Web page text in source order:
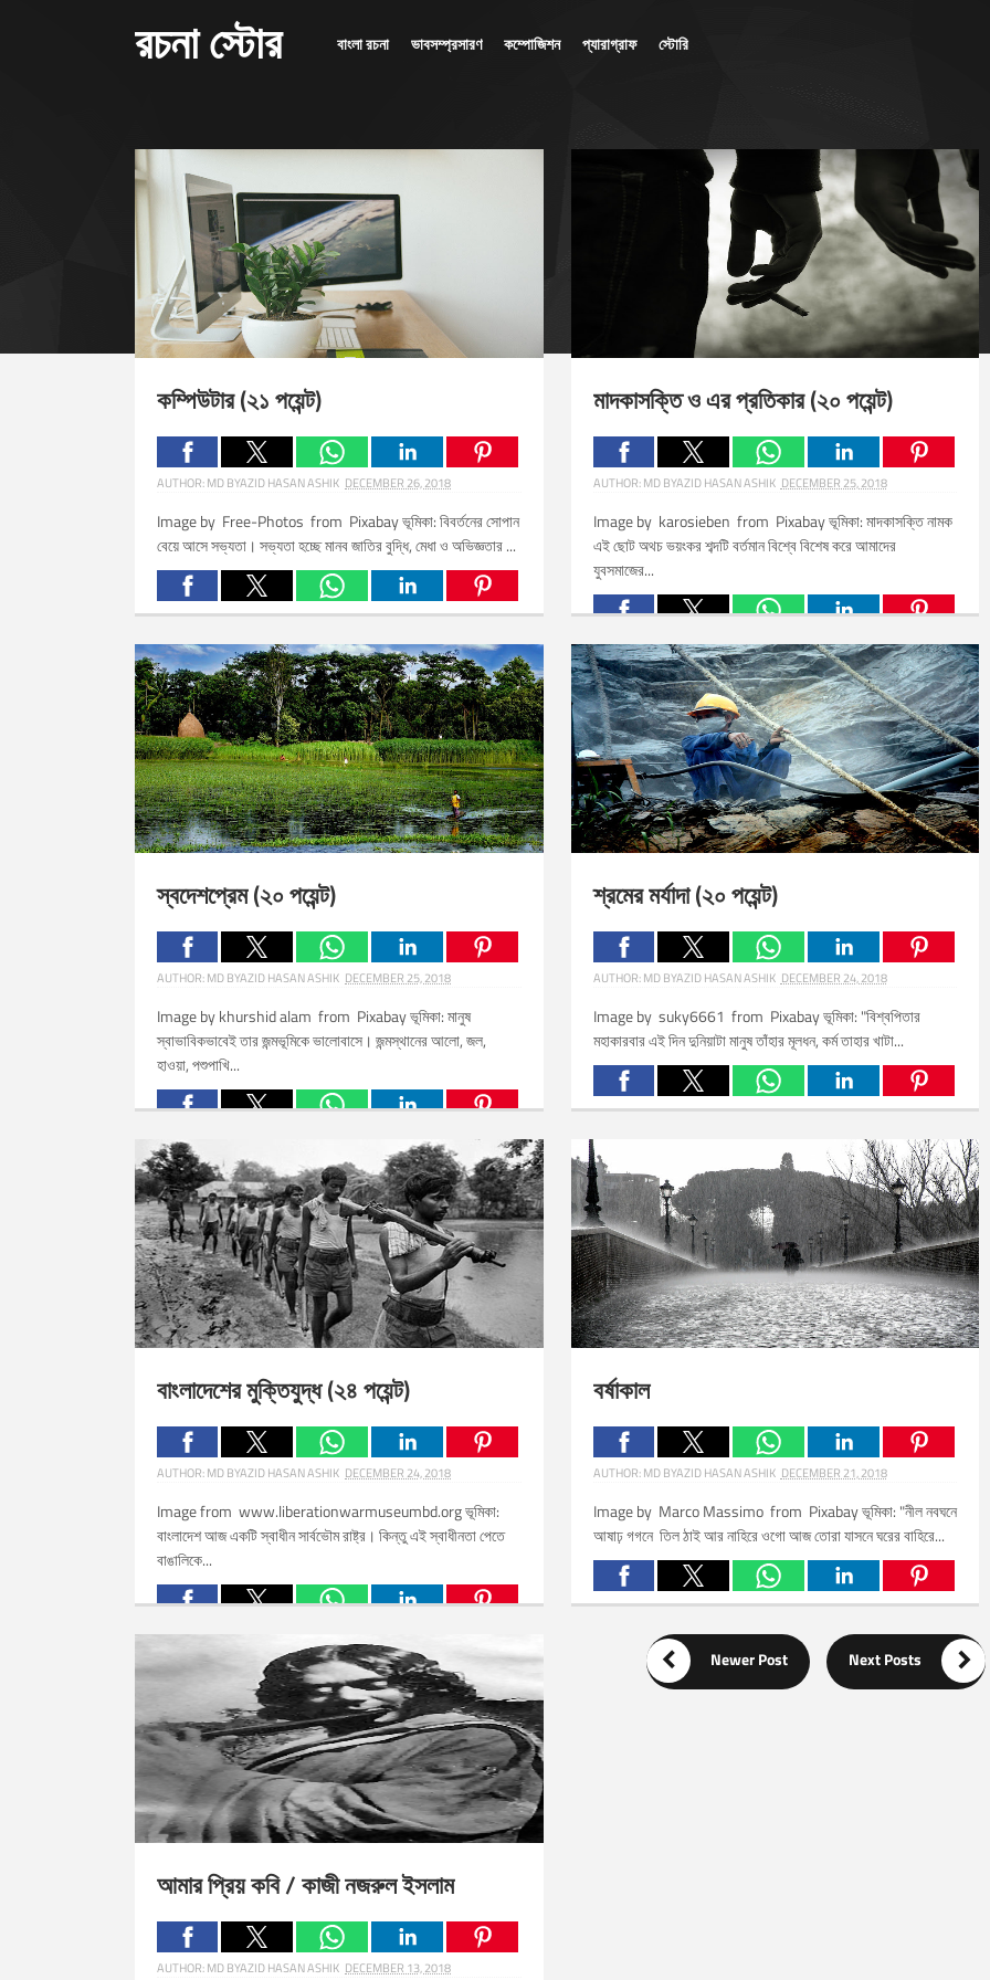
রচনা স্টোর বাংলা রচনা ভাবসম্প্রসারণ কম্পোজিশন প্যারাগ্রাফ স্টোরি
কম্পিউটার (২১ পয়েন্ট)
AUTHOR:MD BYAZID HASAN ASHIK DECEMBER 26, 2018
Image by Free-Photos from Pixabay ভূমিকা: বিবর্তনের সোপান
বেয়ে আসে সভ্যতা। সভ্যতা হচ্ছে মানব জাতির বুদ্ধি, মেধা ও অভিজ্ঞতার ...
Related Posts:
মাদকাসক্তি ও এর প্রতিকার (২০ পয়েন্ট)
AUTHOR:MD BYAZID HASAN ASHIK DECEMBER 25, 2018
Image by karosieben from Pixabay ভূমিকা: মাদকাসক্তি নামক
এই ছোট অথচ ভয়ংকর শব্দটি বর্তমান বিশ্বে বিশেষ করে আমাদের
যুবসমাজের...
Related Posts:
স্বদেশপ্রেম (২০ পয়েন্ট)
AUTHOR:MD BYAZID HASAN ASHIK DECEMBER 25, 2018
Image by khurshid alam from Pixabay ভূমিকা: মানুষ
স্বাভাবিকভাবেই তার জন্মভূমিকে ভালোবাসে। জন্মস্থানের আলো, জল,
হাওয়া, পশুপাখি...
Related Posts:
শ্রমের মর্যাদা (২০ পয়েন্ট)
AUTHOR:MD BYAZID HASAN ASHIK DECEMBER 24, 2018
Image by suky6661 from Pixabay ভূমিকা: "বিশ্বপিতার
মহাকারবার এই দিন দুনিয়াটা মানুষ তাঁহার মূলধন, কর্ম তাহার খাটা...
Related Posts:
বাংলাদেশের মুক্তিযুদ্ধ (২৪ পয়েন্ট)
AUTHOR:MD BYAZID HASAN ASHIK DECEMBER 24, 2018
Image from www.liberationwarmuseumbd.org ভূমিকা:
বাংলাদেশ আজ একটি স্বাধীন সার্বভৌম রাষ্ট্র। কিন্তু এই স্বাধীনতা পেতে
বাঙালিকে...
Related Posts:
বর্ষাকাল
AUTHOR:MD BYAZID HASAN ASHIK DECEMBER 21, 2018
Image by Marco Massimo from Pixabay ভূমিকা: "নীল নবঘনে
আষাঢ় গগনে তিল ঠাই আর নাহিরে ওগো আজ তোরা যাসনে ঘরের বাহিরে...
Related Posts:
আমার প্রিয় কবি / কাজী নজরুল ইসলাম
AUTHOR:MD BYAZID HASAN ASHIK DECEMBER 13, 2018
 Newer Post Next Posts 